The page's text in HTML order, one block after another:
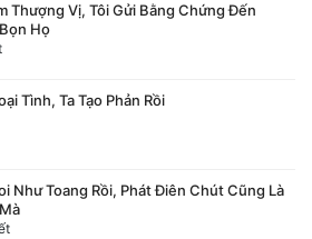
Thượng Vị, Tôi Gửi Bằng Chứng Đến
Họ
Tình, Ta Tạo Phản Rồi
Như Toang Rồi, Phát Điên Chút Cũng Là